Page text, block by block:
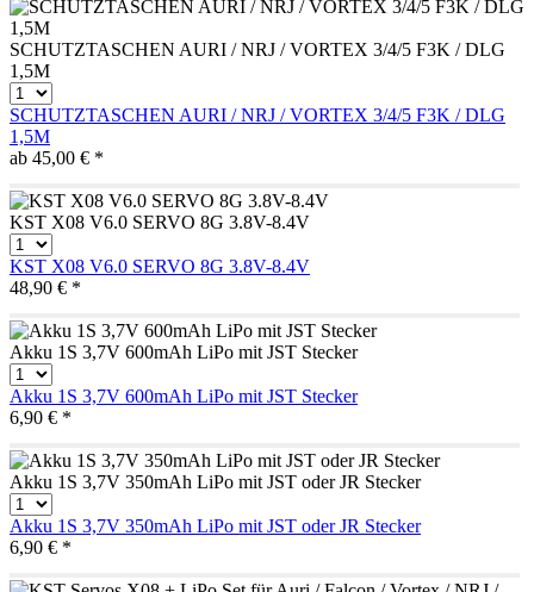
SCHUTZTASCHEN AURI / NRJ / VORTEX 3/4/5 F3K / DLG
1,5M
SCHUTZTASCHEN AURI / NRJ / VORTEX 3/4/5 F3K / DLG
1,5M
ab 45,00 € *
KST X08 V6.0 SERVO 8G 3.8V-8.4V
KST X08 V6.0 SERVO 8G 3.8V-8.4V
48,90 € *
Akku 1S 3,7V 600mAh LiPo mit JST Stecker
Akku 1S 3,7V 600mAh LiPo mit JST Stecker
6,90 € *
Akku 1S 3,7V 350mAh LiPo mit JST oder JR Stecker
Akku 1S 3,7V 350mAh LiPo mit JST oder JR Stecker
6,90 € *